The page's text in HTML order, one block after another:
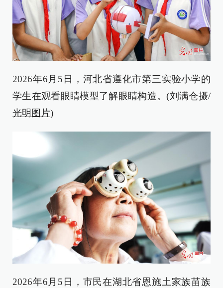
2026年6月5日，河北省遵化市第三实验小学的
学生在观看眼睛模型了解眼睛构造。(刘满仓摄/
光明图片)
2026年6月5日，市民在湖北省恩施土家族苗族